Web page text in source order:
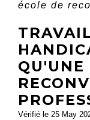
école de
QU'UNE
Vérifié le 25 May